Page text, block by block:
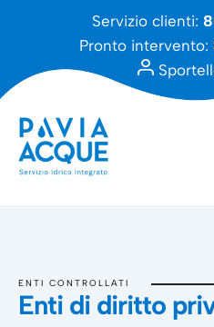
Servizio clienti:
Pronto intervento:
ENTI CONTROLLATI
Enti di diritto